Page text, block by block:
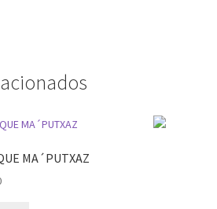
MA´PUTXAZ